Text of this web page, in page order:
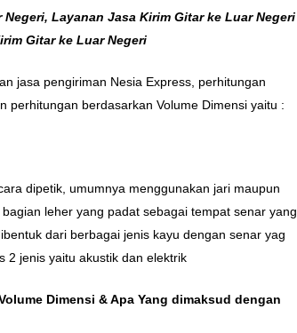
Layanan Jasa Kirim Gitar ke Luar Negeri
Gitar ke Luar Negeri
jasa pengiriman Nesia Express, perhitungan
perhitungan berdasarkan Volume Dimensi yaitu :
dipetik, umumnya menggunakan jari maupun
leher yang padat sebagai tempat senar yang
dari berbagai jenis kayu dengan senar yag
2 jenis yaitu akustik dan elektrik
Dimensi & Apa Yang dimaksud dengan